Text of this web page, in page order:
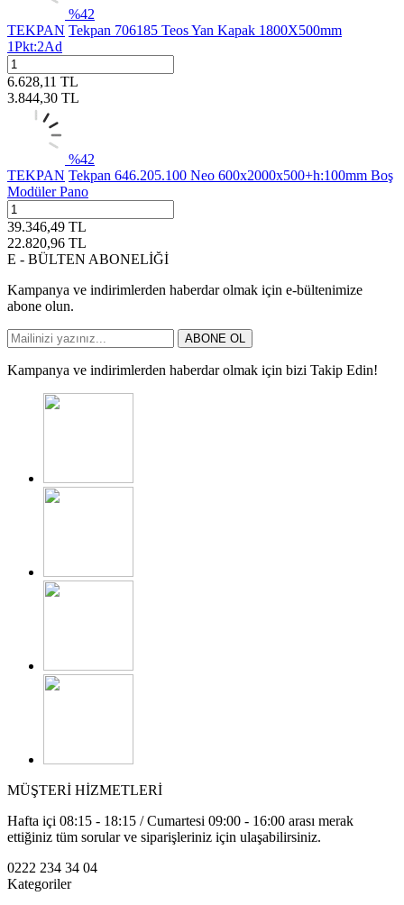
%42
TEKPAN Tekpan 706185 Teos Yan Kapak 1800X500mm
1Pkt:2Ad
6.628,11 TL
3.844,30 TL
%42
TEKPAN Tekpan 646.205.100 Neo 600x2000x500+h:100mm Boş
Modüler Pano
39.346,49 TL
22.820,96 TL
E - BÜLTEN ABONELİĞİ
Kampanya ve indirimlerden haberdar olmak için e-bültenimize
abone olun.
ABONE OL
Kampanya ve indirimlerden haberdar olmak için bizi Takip Edin!
MÜŞTERİ HİZMETLERİ
Hafta içi 08:15 - 18:15 / Cumartesi 09:00 - 16:00 arası merak
ettiğiniz tüm sorular ve siparişleriniz için ulaşabilirsiniz.
0222 234 34 04
Kategoriler